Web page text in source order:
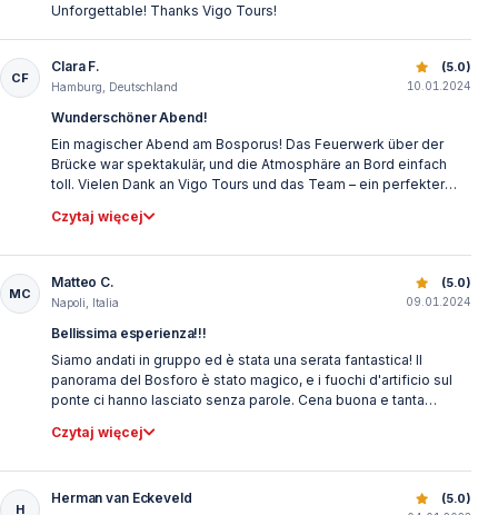
Unforgettable! Thanks Vigo Tours!
Rejs Sylwestrowy po Bosforze: Kolacja, Muzyka i
CF
Clara F.
Hamburg, Deutschland
(5.0)
10.01.2024
Wunderschöner Abend!
Ein magischer Abend am Bosporus! Das Feuerwerk über der
Brücke war spektakulär, und die Atmosphäre an Bord einfach
toll. Vielen Dank an Vigo Tours und das Team – ein perfekter
Czytaj więcej
Rejs Sylwestrowy po Bosforze: Kolacja, Muzyka i
MC
Matteo C.
Napoli, Italia
(5.0)
09.01.2024
Bellissima esperienza!!!
Siamo andati in gruppo ed è stata una serata fantastica! Il
panorama del Bosforo è stato magico, e i fuochi d'artificio sul
ponte ci hanno lasciato senza parole. Cena buona e tanta
Czytaj więcej
Rejs Sylwestrowy po Bosforze: Kolacja, Muzyka i
H
Herman van Eckeveld (5.0)